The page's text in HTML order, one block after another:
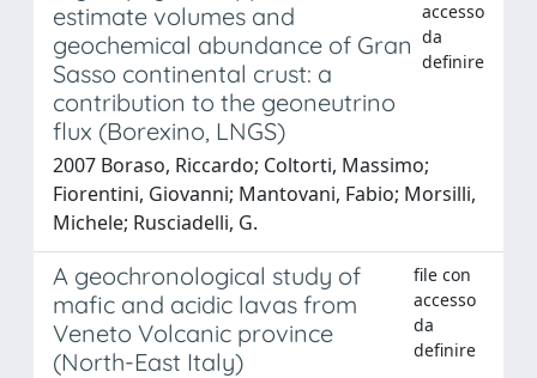
estimate volumes and
geochemical abundance of Gran
Sasso continental crust: a
contribution to the geoneutrino
flux (Borexino, LNGS)
accesso
da
definire
2007 Boraso, Riccardo; Coltorti, Massimo;
Fiorentini, Giovanni; Mantovani, Fabio; Morsilli,
Michele; Rusciadelli, G.
A geochronological study of
mafic and acidic lavas from
Veneto Volcanic province
(North-East Italy)
file con
accesso
da
definire